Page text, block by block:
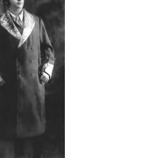
of
and be part of the
your email address on our website
below. Don't worry, we respect
your inbox. Your information is